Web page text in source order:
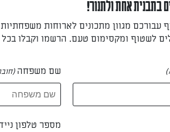
השמן עד שהוא נהיה זהוב.
שיצופו. מוציאים אותם מהמים.
בתבנית אחת ולתנור!
מגוון מתכונים לארוחות
לשטוף ומקסימום טעם. הרשמו וקבלו
שם משפחה
מספר טלפון